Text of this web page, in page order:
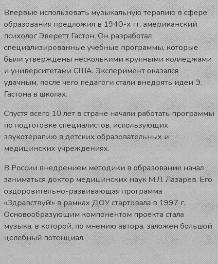
Впервые использовать музыкальную терапию в сфере
образования предложил в 1940-х гг. американский
психолог Эверетт Гастон. Он разработал
специализированные учебные программы, которые
были утверждены несколькими крупными колледжами
и университетами США. Эксперимент оказался
удачным, после чего педагоги стали внедрять идеи Э.
Гастона в школах.
Спустя всего 10 лет в стране начали работать программы
по подготовке специалистов, использующих
звукотерапию в детских образовательных и
медицинских учреждениях.
В России внедрением методики в образование начал
заниматься доктор медицинских наук М.Л. Лазарев. Его
оздоровительно-развивающая программа
«Здравствуй!» в рамках ДОУ стартовала в 1997 г.
Основообразующим компонентом проекта стала
музыка, в которой, по мнению автора, заложен большой
целебный потенциал.